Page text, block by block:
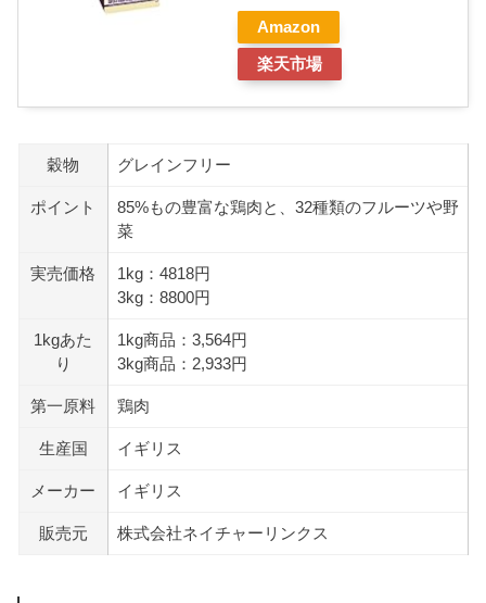
Amazon
楽天市場
穀物 グレインフリー
ポイント
85%もの豊富な鶏肉と、32種類のフルーツや野
菜
実売価格
1kg：4818円
3kg：8800円
1kgあた
り
1kg商品：3,564円
3kg商品：2,933円
第一原料 鶏肉
生産国 イギリス
メーカー イギリス
販売元 株式会社ネイチャーリンクス